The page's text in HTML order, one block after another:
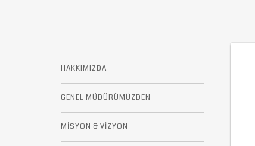
HAKKIMIZDA
GENEL MÜDÜRÜMÜZDEN
MİSYON & VİZYON